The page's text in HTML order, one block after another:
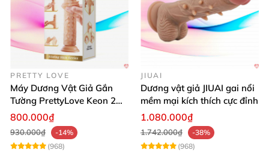
PRETTY LOVE
Máy Dương Vật Giả Gắn
Tường PrettyLove Keon 2
Lớp Da Siêu Thật
800.000₫
930.000₫
-14%
(968)
JIUAI
Dương vật giả JIUAI gai nổi
mềm mại kích thích cực đỉnh
1.080.000₫
1.742.000₫
-38%
(968)